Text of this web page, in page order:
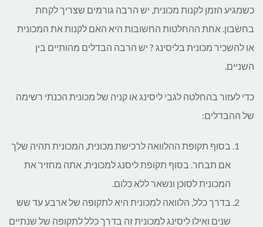
כשמגיע הזמן לקנות מכונית, יש הרבה גורמים שצריך לקחת
בחשבון. אחת ההחלטות החשובות היא האם לקנות את המכונית
או להשכיר מכונית בליסינג ? יש הרבה הבדלים מהותיים בין
השניים.
כדי לעזור בהחלטה לגבי ליסינג או קניה של מכונית הכנתי רשימה
של ההבדלים:
בסוף תקופת ההלוואה לרכישת מכונית, המכונית תהיה שלך
אם תבחר. בסוף תקופת ליסנג למכונית, אתה מחזיר את
המכונית לסוכן ונשאר ללא כלום.
בדרך כלל, הלוואה למכונית היא לתקופה של ארבע עד שש
שנים ואילו ליסינג למכונית זה בדרך כלל לתקופה של שנתיים